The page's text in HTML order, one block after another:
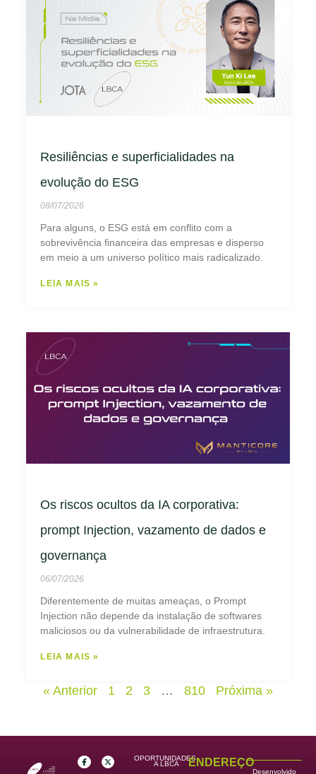
Resiliências e superficialidades na
evolução do ESG
08/07/2026
Para alguns, o ESG está em conflito com a
sobrevivência financeira das empresas e disperso
em meio a um universo político mais radicalizado.
LEIA MAIS »
Os riscos ocultos da IA corporativa:
prompt Injection, vazamento de dados e
governança
06/07/2026
Diferentemente de muitas ameaças, o Prompt
Injection não depende da instalação de softwares
maliciosos ou da vulnerabilidade de infraestrutura.
LEIA MAIS »
« Anterior 1 2 3 … 810 Próxima »
OPORTUNIDADES
A LBCA ENDEREÇO
Desenvolvido